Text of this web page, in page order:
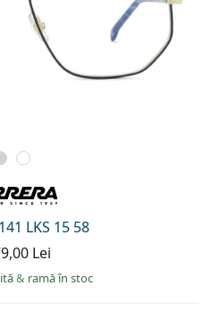
LKS 15 58
Lei
& ramă în stoc